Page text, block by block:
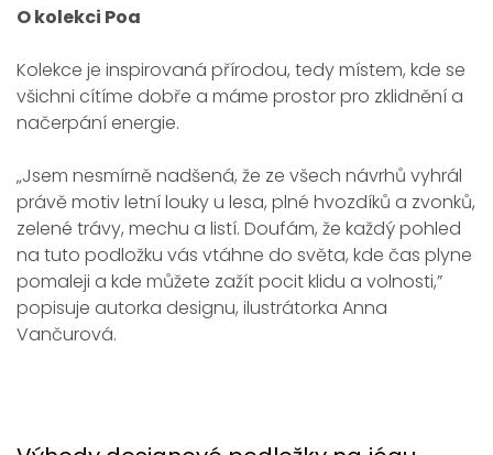
O kolekci Poa
Kolekce je inspirovaná přírodou, tedy místem, kde se
všichni cítíme dobře a máme prostor pro zklidnění a
načerpání energie.
„Jsem nesmírně nadšená, že ze všech návrhů vyhrál
právě motiv letní louky u lesa, plné hvozdíků a zvonků,
zelené trávy, mechu a listí. Doufám, že každý pohled
na tuto podložku vás vtáhne do světa, kde čas plyne
pomaleji a kde můžete zažít pocit klidu a volnosti,”
popisuje autorka designu, ilustrátorka Anna
Vančurová.